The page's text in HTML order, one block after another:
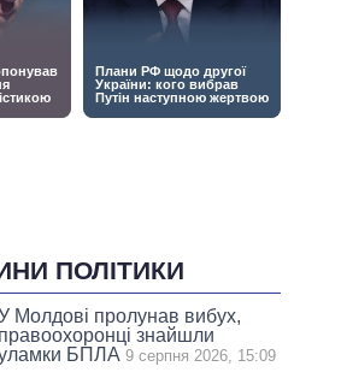
ПОЛІТИКИ
Молдові пролунав вибух,
правоохоронці знайшли
БПЛА 9 серпня 2026, 15:09